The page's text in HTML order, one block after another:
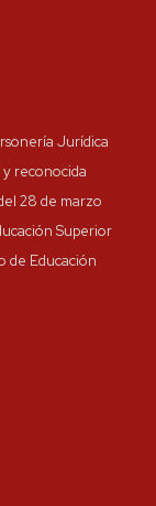
Jurídica
y reconocida
28 de marzo
Superior
de Educación